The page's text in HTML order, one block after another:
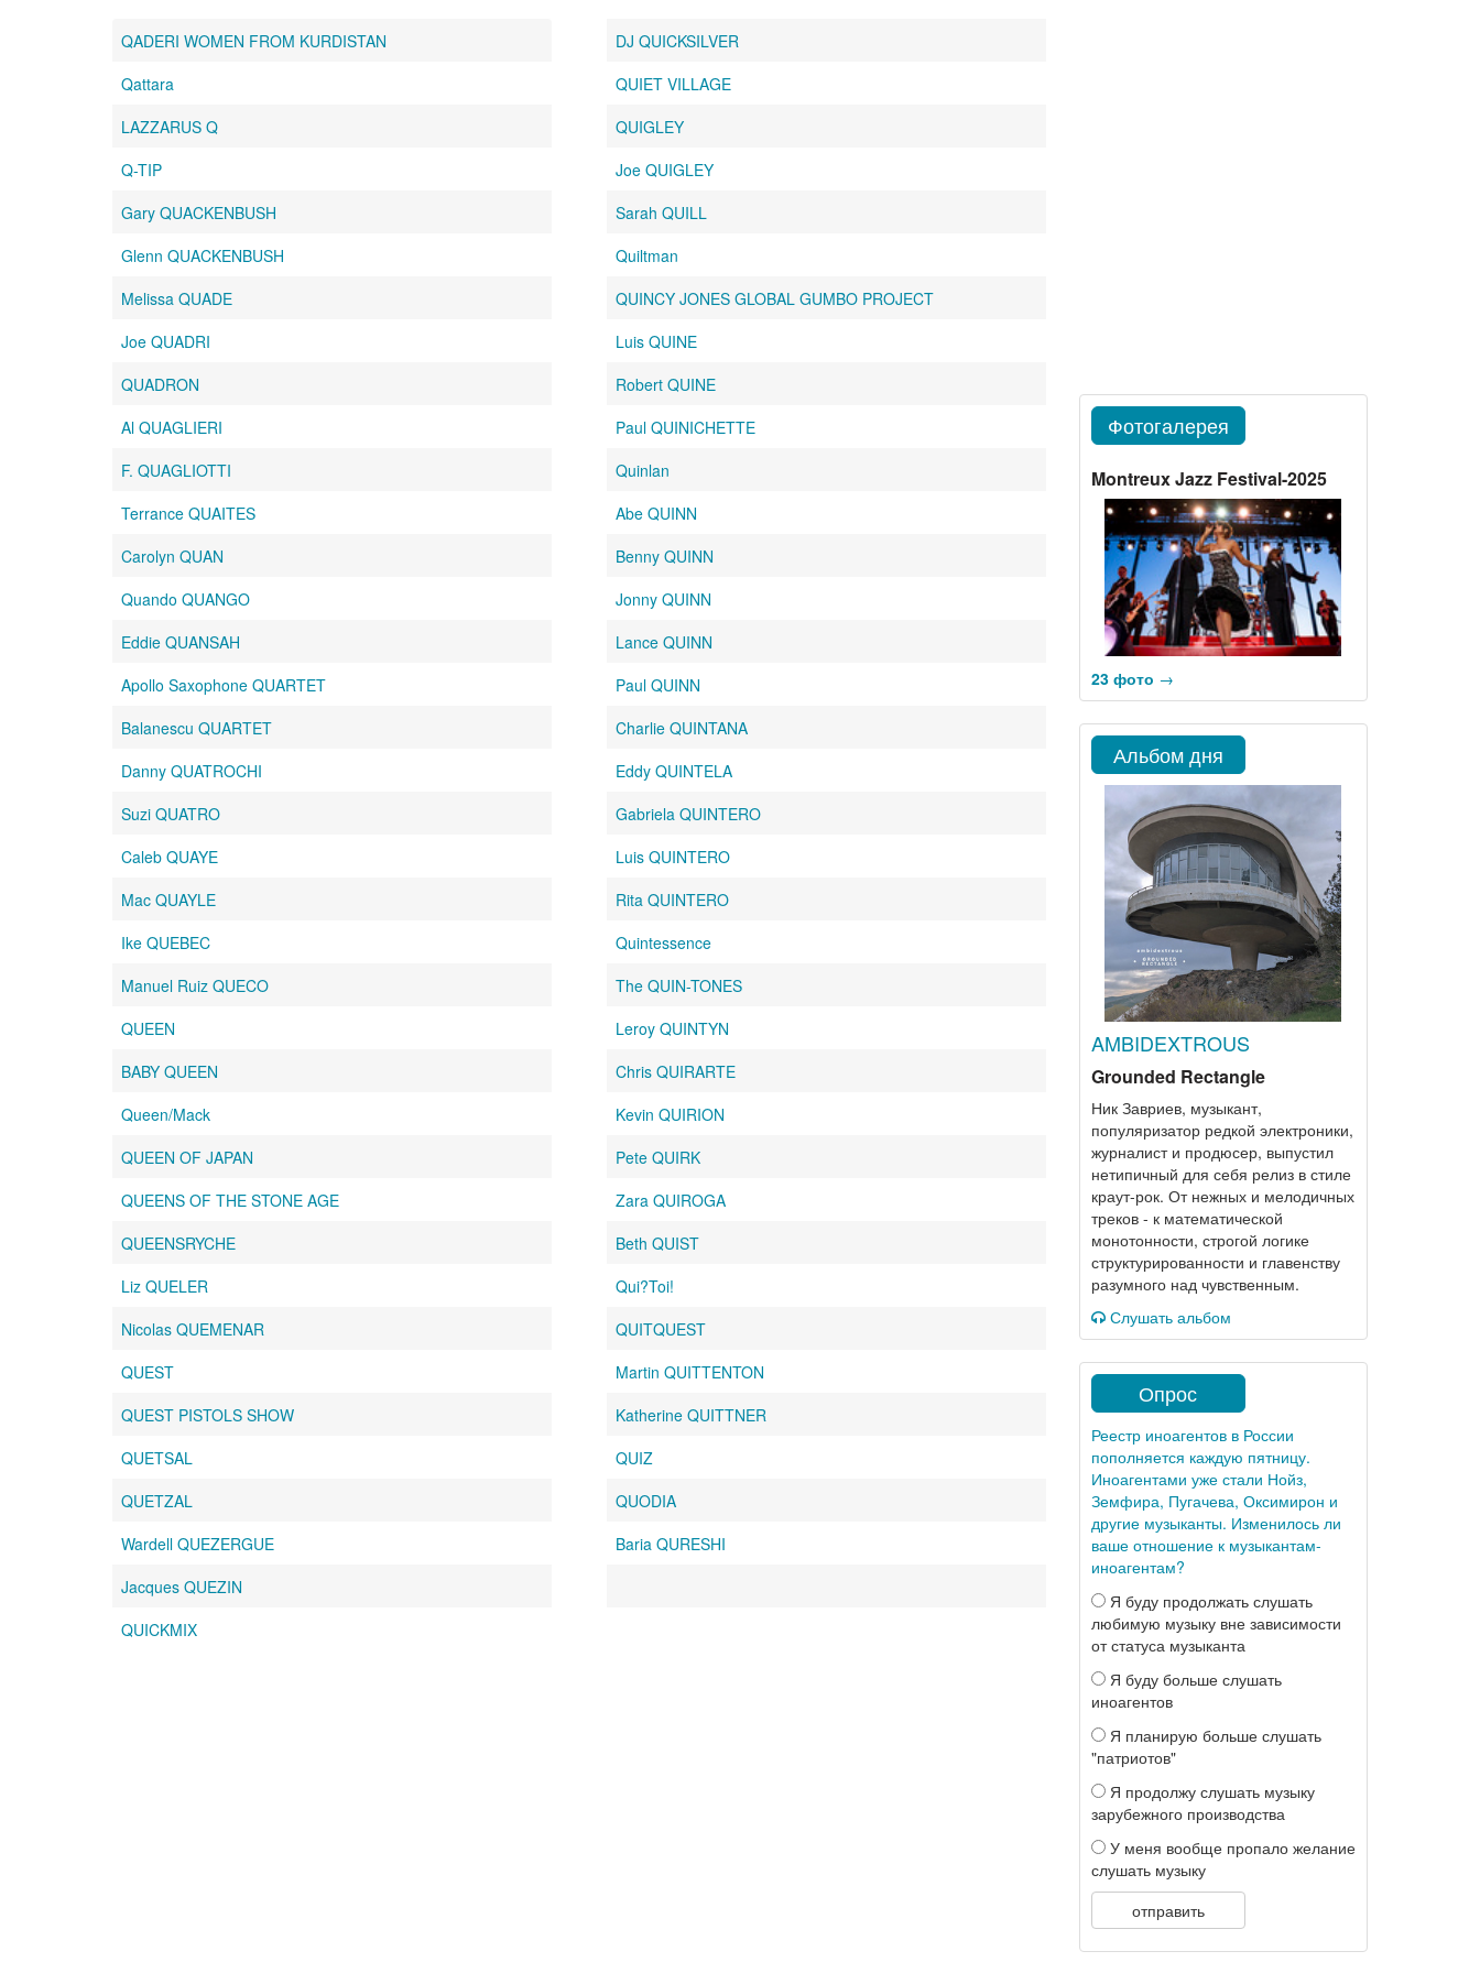
QADERI WOMEN FROM KURDISTAN
Qattara
LAZZARUS Q
Q-TIP
Gary QUACKENBUSH
Glenn QUACKENBUSH
Melissa QUADE
Joe QUADRI
QUADRON
Al QUAGLIERI
F. QUAGLIOTTI
Terrance QUAITES
Carolyn QUAN
Quando QUANGO
Eddie QUANSAH
Apollo Saxophone QUARTET
Balanescu QUARTET
Danny QUATROCHI
Suzi QUATRO
Caleb QUAYE
Mac QUAYLE
Ike QUEBEC
Manuel Ruiz QUECO
QUEEN
BABY QUEEN
Queen/Mack
QUEEN OF JAPAN
QUEENS OF THE STONE AGE
QUEENSRYCHE
Liz QUELER
Nicolas QUEMENAR
QUEST
QUEST PISTOLS SHOW
QUETSAL
QUETZAL
Wardell QUEZERGUE
Jacques QUEZIN
QUICKMIX
DJ QUICKSILVER
QUIET VILLAGE
QUIGLEY
Joe QUIGLEY
Sarah QUILL
Quiltman
QUINCY JONES GLOBAL GUMBO PROJECT
Luis QUINE
Robert QUINE
Paul QUINICHETTE
Quinlan
Abe QUINN
Benny QUINN
Jonny QUINN
Lance QUINN
Paul QUINN
Charlie QUINTANA
Eddy QUINTELA
Gabriela QUINTERO
Luis QUINTERO
Rita QUINTERO
Quintessence
The QUIN-TONES
Leroy QUINTYN
Chris QUIRARTE
Kevin QUIRION
Pete QUIRK
Zara QUIROGA
Beth QUIST
Qui?Toi!
QUITQUEST
Martin QUITTENTON
Katherine QUITTNER
QUIZ
QUODIA
Baria QURESHI
Фотогалерея
Montreux Jazz Festival-2025
23 фото →
Альбом дня
AMBIDEXTROUS
Grounded Rectangle
Ник Завриев, музыкант,
популяризатор редкой электроники,
журналист и продюсер, выпустил
нетипичный для себя релиз в стиле
краут-рок. От нежных и мелодичных
треков - к математической
монотонности, строгой логике
структурированности и главенству
разумного над чувственным.
Слушать альбом
Опрос
Реестр иноагентов в России
пополняется каждую пятницу.
Иноагентами уже стали Нойз,
Земфира, Пугачева, Оксимирон и
другие музыканты. Изменилось ли
ваше отношение к музыкантам-
иноагентам?
Я буду продолжать слушать
любимую музыку вне зависимости
от статуса музыканта
Я буду больше слушать
иноагентов
Я планирую больше слушать
"патриотов"
Я продолжу слушать музыку
зарубежного производства
У меня вообще пропало желание
слушать музыку
отправить